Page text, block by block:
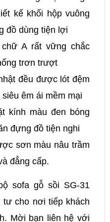
kế khối hộp vuông
đồ dùng tiện lợi
A rất vững chắc
trơn trượt
đều được lót đệm
êm ái mềm mại
kính màu đen bóng
đựng đồ tiện nghi
sơn màu nâu trầm
đẳng cấp.
sofa gỗ sồi SG-31
tư cho nơi tiếp khách
Mời bạn liên hệ với